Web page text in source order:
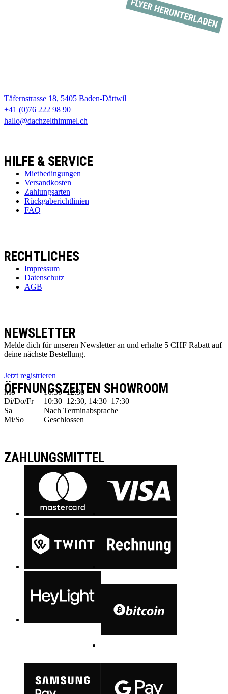
Täfernstrasse 18, 5405 Baden-Dättwil
+41 (0)76 222 98 90
hallo@dachzelthimmel.ch
HILFE & SERVICE
Mietbedingungen
Versandkosten
Zahlungsarten
Rückgaberichtlinien
FAQ
RECHTLICHES
Impressum
Datenschutz
AGB
NEWSLETTER
Melde dich für unseren Newsletter an und erhalte 5 CHF Rabatt auf
deine nächste Bestellung.
Jetzt registrieren
ÖFFNUNGSZEITEN SHOWROOM
Mo
10:30–12:30
Di/Do/Fr
10:30–12:30, 14:30–17:30
Sa
Nach Terminabsprache
Mi/So
Geschlossen
ZAHLUNGSMITTEL